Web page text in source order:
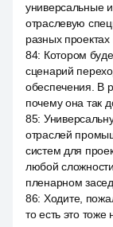
универсальные
отраслевую
разных
84: Котором
сценарий
обеспечения. В
почему она так
85:
отраслей
систем для
любой
пленарном
86: Ходите,
то есть это тоже